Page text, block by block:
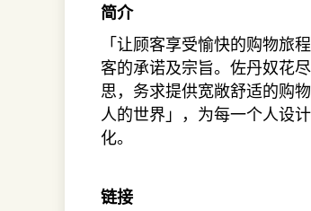
简介
「让顾客享受愉快的购物旅
客的承诺及宗旨。佐丹奴花
思，务求提供宽敞舒适的购
人的世界」，为每一个人设
化。
链接